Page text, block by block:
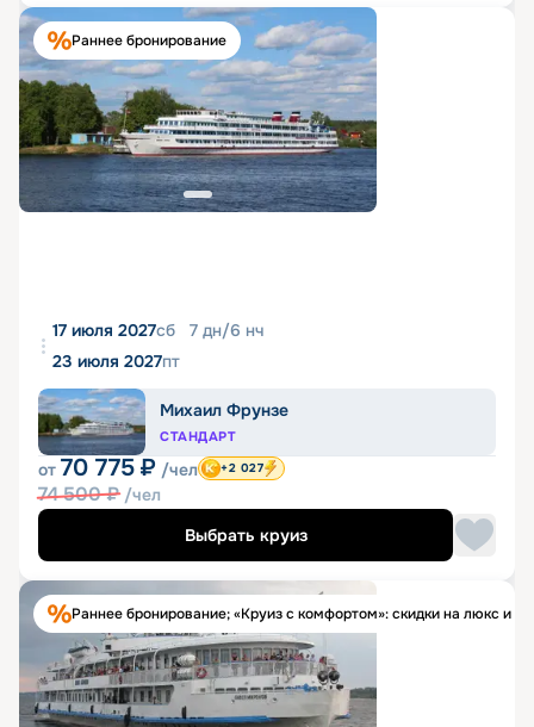
Раннее бронирование
17 июля 2027сб 7 дн/6 нч
23 июля 2027пт
Михаил Фрунзе
СТАНДАРТ
от 70 775 ₽ /чел
74 500₽ /чел
+2 027
Выбрать круиз
Раннее бронирование; «Круиз с комфортом»: скидки на люкс и